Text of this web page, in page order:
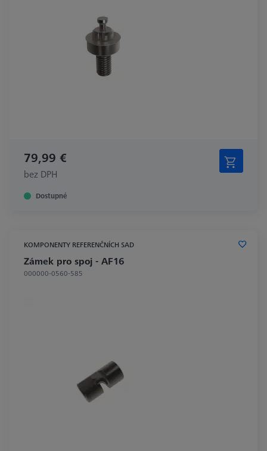
79,99 €
bez DPH
Dostupné
KOMPONENTY REFERENČNÍCH SAD
Zámek pro spoj - AF16
000000-0560-585